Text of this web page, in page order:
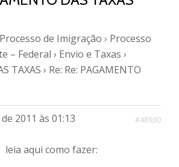
Processo de Imigração › Processo
– Federal › Envio e Taxas ›
TAXAS › Re: Re: PAGAMENTO
2011 às 01:13 #48930
leia aqui como fazer: